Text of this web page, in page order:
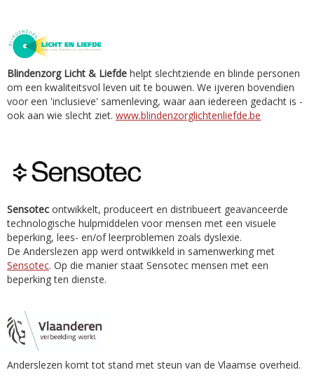
Blindenzorg Licht & Liefde helpt slechtziende en blinde personen
om een kwaliteitsvol leven uit te bouwen. We ijveren bovendien
voor een 'inclusieve' samenleving, waar aan iedereen gedacht is -
ook aan wie slecht ziet. www.blindenzorglichtenliefde.be
Sensotec ontwikkelt, produceert en distribueert geavanceerde
technologische hulpmiddelen voor mensen met een visuele
beperking, lees- en/of leerproblemen zoals dyslexie.
De Anderslezen app werd ontwikkeld in samenwerking met
Sensotec. Op die manier staat Sensotec mensen met een
beperking ten dienste.
Anderslezen komt tot stand met steun van de Vlaamse overheid.